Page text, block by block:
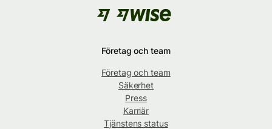
Företag och team
Företag och team
Säkerhet
Press
Karriär
Tjänstens status